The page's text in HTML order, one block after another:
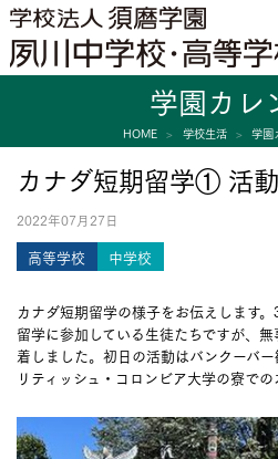
学園カレ
HOME 学校生活 学園
カナダ短期留学① 活
2022年07月27日
高等学校 中学校
カナダ短期留学の様子をお伝えします
留学に参加している生徒たちですが、
着しました。初日の活動はバンクーバ
リティッシュ・コロンビア大学の寮での